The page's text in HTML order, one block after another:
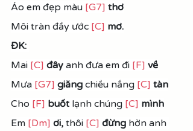
Áo em đẹp màu [G7] thơ
Môi tràn đầy ước [C] mơ.
ĐK:
Mai [C] đây anh đưa em đi [F] về
Mưa [G7] giăng chiều nắng [C] tàn
Cho [F] buốt lạnh chúng [C] mình
Em [Dm] ơi, thôi [C] đừng hờn anh